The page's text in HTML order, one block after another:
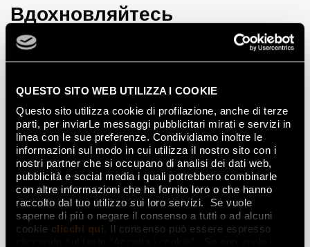
QUESTO SITO WEB UTILIZZA I COOKIE
Questo sito utilizza cookie di profilazione, anche di terze
parti, per inviarLe messaggi pubblicitari mirati e servizi in
linea con le sue preferenze. Condividiamo inoltre le
informazioni sul modo in cui utilizza il nostro sito con i
nostri partner che si occupano di analisi dei dati web,
pubblicità e social media i quali potrebbero combinarle
con altre informazioni che ha fornito loro o che hanno
raccolto dal tuo utilizzo sui loro servizi. Se vuole
saperne di più o negare il consenso a tutti o ad alcuni
cookie clicchi qui. Il consenso può essere espresso
Вдохновляйтесь
интерьерами и
эффектами
Эффекты
Керамогранит с эффектом мрамора
Керамогранит с эффектом дерева
Керамогранит с эффектом камня
Керамогранит с эффектом смолы и цемента
Плитка 3D
Декоративная плитка
Плитка с эффектом кирпича